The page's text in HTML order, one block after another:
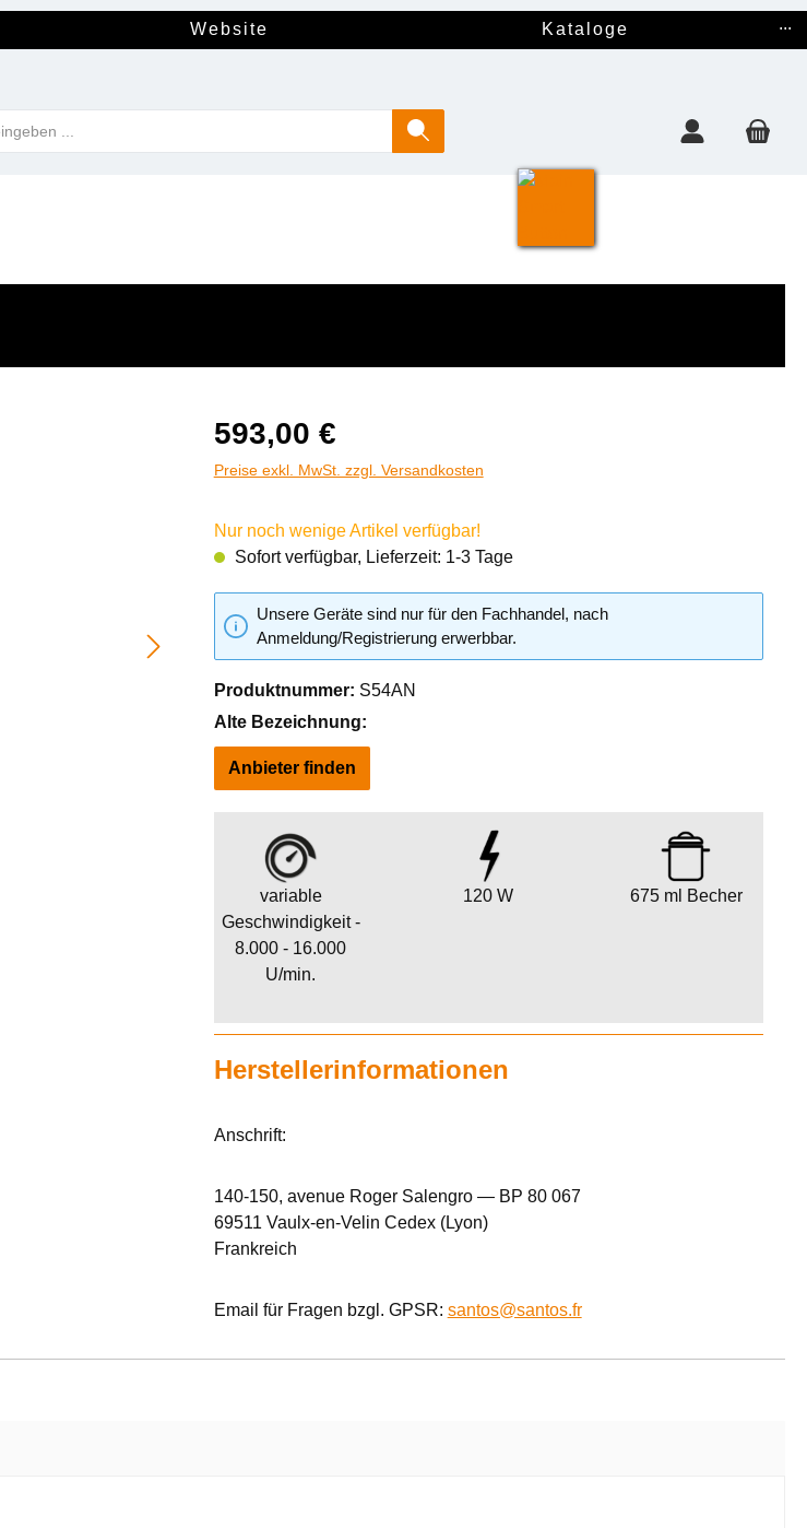
Website Kataloge ...
593,00 €
Preise exkl. MwSt. zzgl. Versandkosten
Nur noch wenige Artikel verfügbar!
Sofort verfügbar, Lieferzeit: 1-3 Tage
Unsere Geräte sind nur für den Fachhandel, nach
Anmeldung/Registrierung erwerbbar.
Produktnummer: S54AN
Alte Bezeichnung:
Anbieter finden
variable
Geschwindigkeit -
8.000 - 16.000
U/min.
120 W 675 ml Becher
Herstellerinformationen
Anschrift:
140-150, avenue Roger Salengro — BP 80 067
69511 Vaulx-en-Velin Cedex (Lyon)
Frankreich
Email für Fragen bzgl. GPSR: santos@santos.fr